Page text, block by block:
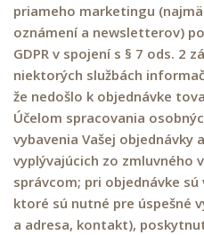
priameho marketingu
oznámení a newsletterov)
GDPR v spojení s § 7 ods. 2
niektorých službách
že nedošlo k objednávke
Účelom spracovania
vybavenia Vašej objednávky
vyplývajúcich zo zmluvného
správcom; pri objednávke
ktoré sú nutné pre úspešné
a adresa, kontakt),